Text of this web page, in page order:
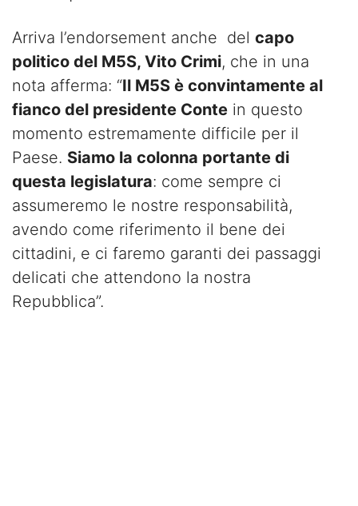
Arriva l’endorsement anche del capo
politico del M5S, Vito Crimi, che in una
nota afferma: “Il M5S è convintamente al
fianco del presidente Conte in questo
momento estremamente difficile per il
Paese. Siamo la colonna portante di
questa legislatura: come sempre ci
assumeremo le nostre responsabilità,
avendo come riferimento il bene dei
cittadini, e ci faremo garanti dei passaggi
delicati che attendono la nostra
Repubblica”.